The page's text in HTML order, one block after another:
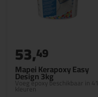
Mapei Kerapoxy Easy
Design 3kg
Voeg epoxy beschikbaar in 41
kleuren
53,49